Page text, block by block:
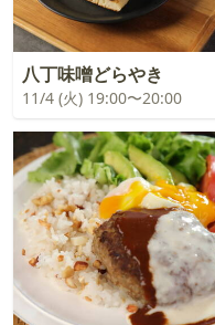
八丁味噌どらやき
11/4 (火) 19:00〜20:00